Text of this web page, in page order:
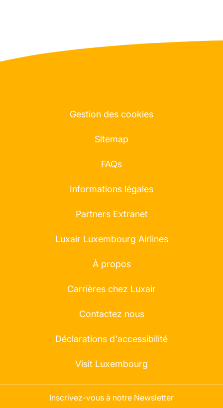
Gestion des cookies
Sitemap
FAQs
Informations légales
Partners Extranet
Luxair Luxembourg Airlines
À propos
Carrières chez Luxair
Contactez nous
Déclarations d'accessibilité
Visit Luxembourg
Inscrivez-vous à notre Newsletter